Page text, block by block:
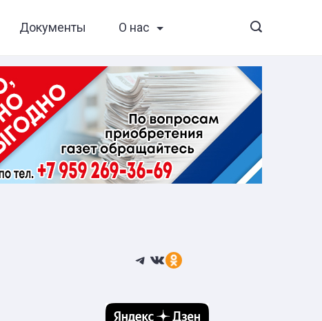
Документы О нас
Telegram
ВКонтакте
Ссылка